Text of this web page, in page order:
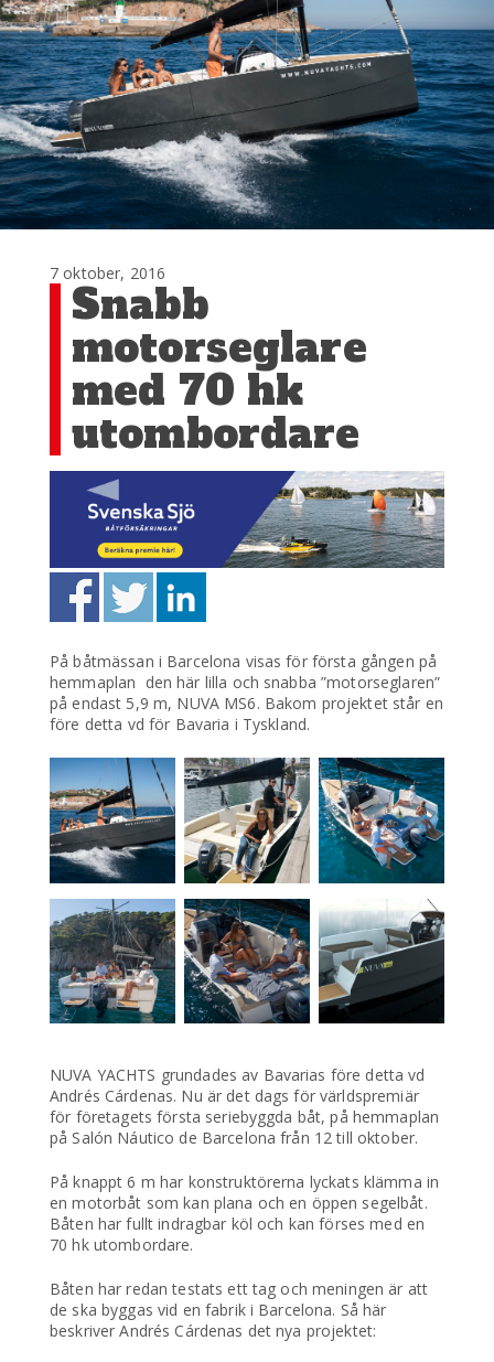
7 oktober, 2016
Snabb
motorseglare
med 70 hk
utombordare
På båtmässan i Barcelona visas för första gången på
hemmaplan den här lilla och snabba ”motorseglaren”
på endast 5,9 m, NUVA MS6. Bakom projektet står en
före detta vd för Bavaria i Tyskland.
NUVA YACHTS grundades av Bavarias före detta vd
Andrés Cárdenas. Nu är det dags för världspremiär
för företagets första seriebyggda båt, på hemmaplan
på Salón Náutico de Barcelona från 12 till oktober.
På knappt 6 m har konstruktörerna lyckats klämma in
en motorbåt som kan plana och en öppen segelbåt.
Båten har fullt indragbar köl och kan förses med en
70 hk utombordare.
Båten har redan testats ett tag och meningen är att
de ska byggas vid en fabrik i Barcelona. Så här
beskriver Andrés Cárdenas det nya projektet: